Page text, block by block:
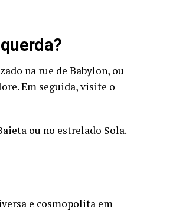
na rue de Babylon, ou
Em seguida, visite o
ou no estrelado Sola.
e cosmopolita em